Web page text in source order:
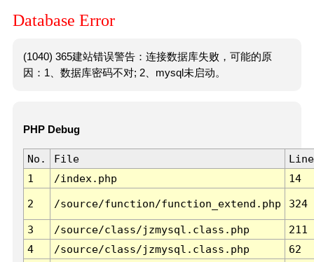
Database Error
(1040) 365建站错误警告：连接数据库失败，可能的原
因：1、数据库密码不对; 2、mysql未启动。
PHP Debug
No. File
Line
1
/index.php 14
2 /source/function/function_extend.php 324
3 /source/class/jzmysql.class.php
211
4
/source/class/jzmysql.class.php
62